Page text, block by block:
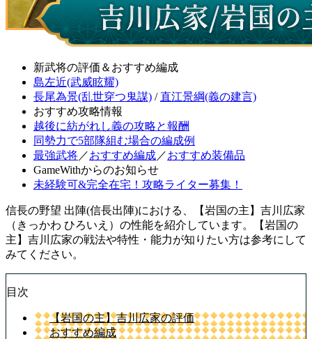
新武将の評価＆おすすめ編成
島左近(武威眩耀)
長尾為景(乱世穿つ鬼謀) /直江景綱(義の建言)
おすすめ攻略情報
越後に紡がれし義の攻略と報酬
同勢力で5部隊組む場合の編成例
最強武将／おすすめ編成／おすすめ装備品
GameWithからのお知らせ
未経験可&完全在宅！攻略ライター募集！
信長の野望 出陣(信長出陣)における、【岩国の主】吉川広家
（きっかわ ひろいえ）の性能を紹介しています。【岩国の
主】吉川広家の戦法や特性・能力が知りたい方は参考にして
みてください。
目次
【岩国の主】吉川広家の評価
おすすめ編成